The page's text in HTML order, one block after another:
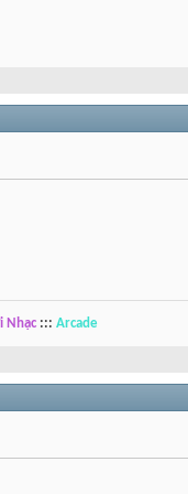
Nhạc::: Arcade